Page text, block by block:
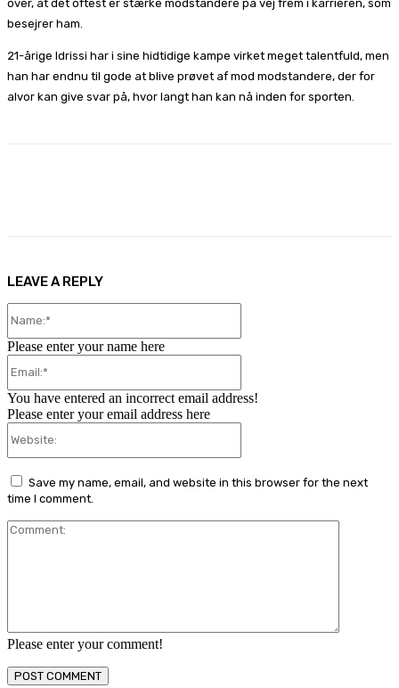
over, at det oftest er stærke modstandere på vej frem i karrieren, som
besejrer ham.
21-årige Idrissi har i sine hidtidige kampe virket meget talentfuld, men
han har endnu til gode at blive prøvet af mod modstandere, der for
alvor kan give svar på, hvor langt han kan nå inden for sporten.
LEAVE A REPLY
Please enter your comment!
Please enter your name here
You have entered an incorrect email address!
Please enter your email address here
Save my name, email, and website in this browser for the next
time I comment.